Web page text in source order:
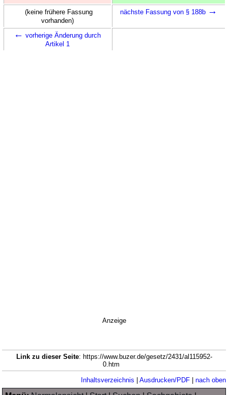
(keine frühere Fassung
vorhanden)
nächste Fassung von § 188b →
← vorherige Änderung durch
Artikel 1
Anzeige
Link zu dieser Seite: https://www.buzer.de/gesetz/2431/al115952-
0.htm
Inhaltsverzeichnis | Ausdrucken/PDF| nach oben